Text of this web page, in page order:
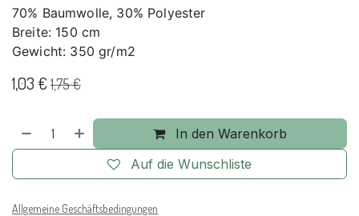
70% Baumwolle, 30% Polyester
Breite: 150 cm
Gewicht: 350 gr/m2
1,03 € 1,75€
In den Warenkorb
Auf die Wunschliste
Allgemeine Geschäftsbedingungen